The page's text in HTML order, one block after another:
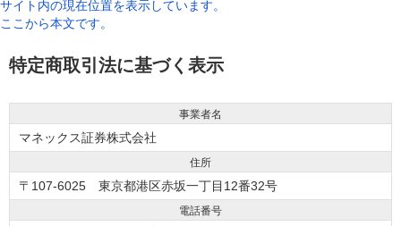
サイト内の現在位置を表示しています。
ここから本文です。
特定商取引法に基づく表示
事業者名
マネックス証券株式会社
住所
〒107-6025 東京都港区赤坂一丁目12番32号
電話番号